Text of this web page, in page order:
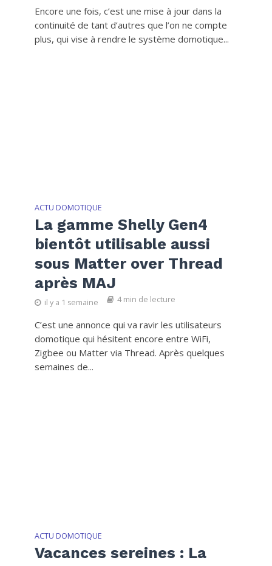
Encore une fois, c’est une mise à jour dans la
continuité de tant d’autres que l’on ne compte
plus, qui vise à rendre le système domotique...
ACTU DOMOTIQUE
La gamme Shelly Gen4
bientôt utilisable aussi
sous Matter over Thread
après MAJ
il y a 1 semaine 4 min de lecture
C’est une annonce qui va ravir les utilisateurs
domotique qui hésitent encore entre WiFi,
Zigbee ou Matter via Thread. Après quelques
semaines de...
ACTU DOMOTIQUE
Vacances sereines : La